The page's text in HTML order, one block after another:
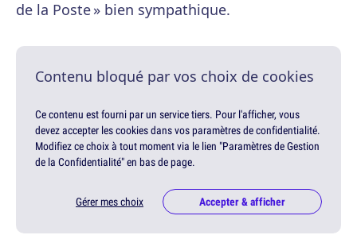
de la Poste » bien sympathique.
Contenu bloqué par vos choix de cookies
Ce contenu est fourni par un service tiers. Pour l'afficher, vous
devez accepter les cookies dans vos paramètres de confidentialité.
Modifiez ce choix à tout moment via le lien "Paramètres de Gestion
de la Confidentialité" en bas de page.
Gérer mes choix Accepter & afficher